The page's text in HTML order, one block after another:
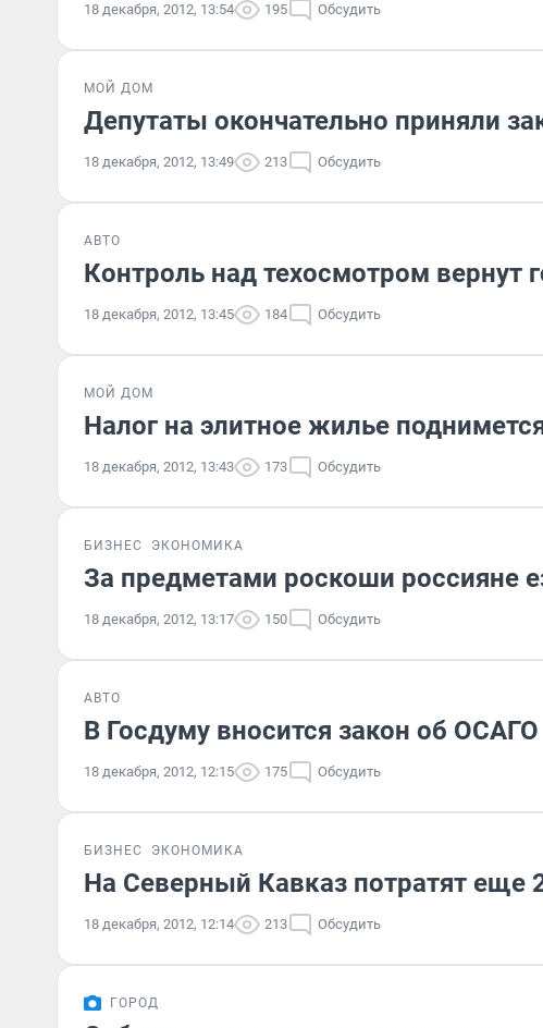
18 декабря, 2012, 13:54 195 Обсудить
МОЙ ДОМ
Депутаты окончательно приняли
18 декабря, 2012, 13:49 213 Обсудить
АВТО
Контроль над техосмотром вернут
18 декабря, 2012, 13:45 184 Обсудить
МОЙ ДОМ
Налог на элитное жилье
18 декабря, 2012, 13:43 173 Обсудить
БИЗНЕС ЭКОНОМИКА
За предметами роскоши россияне
18 декабря, 2012, 13:17 150 Обсудить
АВТО
В Госдуму вносится закон об ОСАГО
18 декабря, 2012, 12:15 175 Обсудить
БИЗНЕС ЭКОНОМИКА
На Северный Кавказ потратят еще
18 декабря, 2012, 12:14 213 Обсудить
ГОРОД